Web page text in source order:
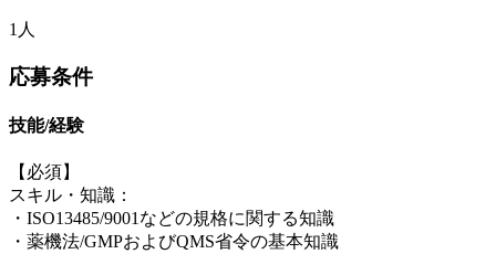
1人
応募条件
技能/経験
【必須】
スキル・知識：
・ISO13485/9001などの規格に関する知識
・薬機法/GMPおよびQMS省令の基本知識